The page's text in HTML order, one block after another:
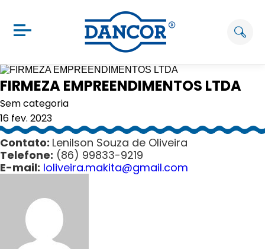
FIRMEZA EMPREENDIMENTOS LTDA
Sem categoria
16 fev. 2023
Contato: Lenilson Souza de Oliveira
Telefone: (86) 99833-9219
E-mail: loliveira.makita@gmail.com